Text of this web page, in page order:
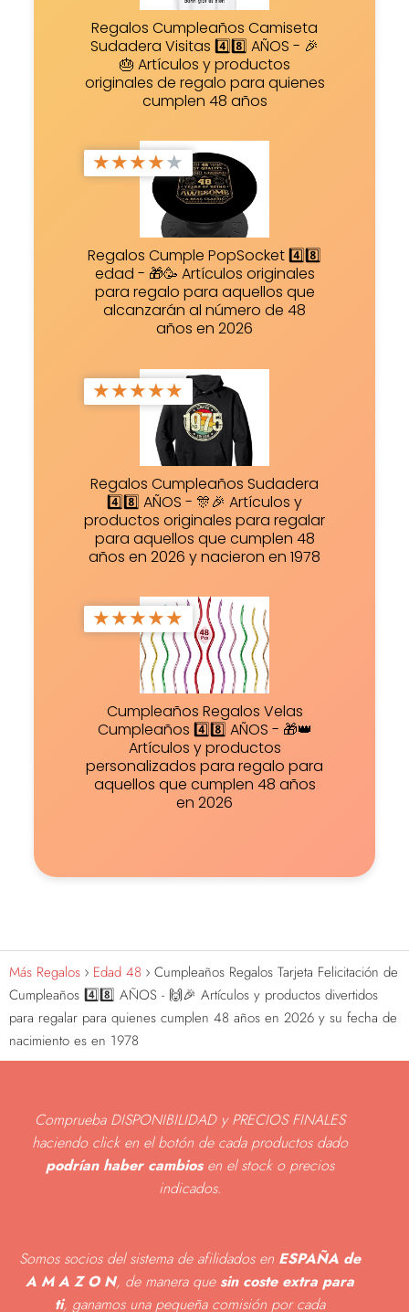
Regalos Cumpleaños Camiseta
Sudadera Visitas 4️⃣8️⃣ AÑOS - 🎉
🎂 Artículos y productos
originales de regalo para quienes
cumplen 48 años
★★★★★
Regalos Cumple PopSocket 4️⃣8️⃣
edad - 🎁🥳 Artículos originales
para regalo para aquellos que
alcanzarán al número de 48
años en 2026
★★★★★
Regalos Cumpleaños Sudadera
4️⃣8️⃣ AÑOS - 🎊🎉 Artículos y
productos originales para regalar
para aquellos que cumplen 48
años en 2026 y nacieron en 1978
★★★★★
Cumpleaños Regalos Velas
Cumpleaños 4️⃣8️⃣ AÑOS - 🎁👑
Artículos y productos
personalizados para regalo para
aquellos que cumplen 48 años
en 2026
Más Regalos Edad 48
Cumpleaños Regalos Tarjeta Felicitación de
Cumpleaños 4️⃣8️⃣ AÑOS - 🙌🎉 Artículos y productos divertidos
para regalar para quienes cumplen 48 años en 2026 y su fecha de
nacimiento es en 1978
Comprueba DISPONIBILIDAD y PRECIOS FINALES
haciendo click en el botón de cada productos dado
podrían haber cambiosen el stock o precios
indicados.
Somos socios del sistema de afilidados en ESPAÑA de
A M A Z O N, de manera que sin coste extra para
ti, ganamos una pequeña comisión por cada